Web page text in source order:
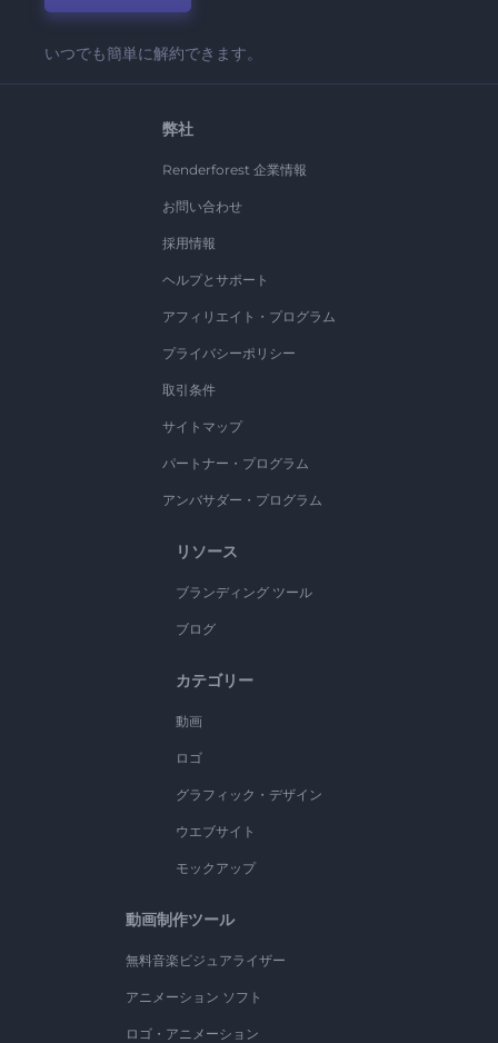
いつでも簡単に解約できます。
弊社
Renderforest 企業情報
お問い合わせ
採用情報
ヘルプとサポート
アフィリエイト・プログラム
プライバシーポリシー
取引条件
サイトマップ
パートナー・プログラム
アンバサダー・プログラム
リソース
ブランディング ツール
ブログ
カテゴリー
動画
ロゴ
グラフィック・デザイン
ウエブサイト
モックアップ
動画制作ツール
無料音楽ビジュアライザー
アニメーション ソフト
ロゴ・アニメーション